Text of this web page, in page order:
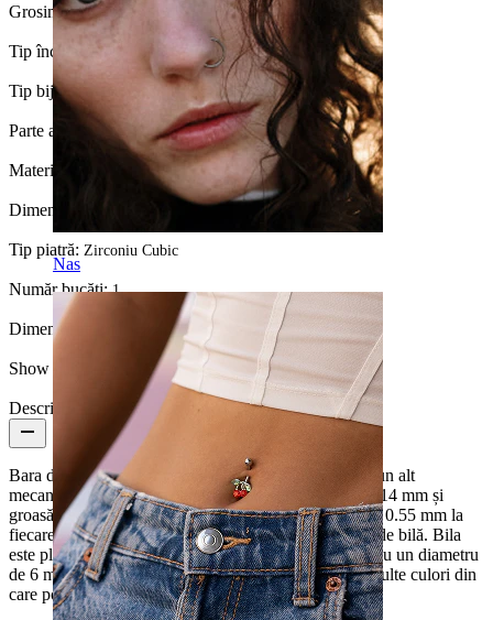
Nas
Grosimea firului:
Tip încuietoare: Push-in
Tip bijuterie:
Parte a corpului: Sân
Material:
Dimensiunea bilei:
Tip piatră: Zirconiu Cubic
Număr bucăți:1
Dimensiune bilă:
Show pair option: Da
Descriere
Bara de sân pe care o vezi aici nu are nici filet și nici un alt
mecanism de închidere. Consistă într-o bară lungă de 14 mm și
groasă de 14g (1.6 mm) cu o gaură în interior mică de 0.55 mm la
fiecare capăt. În gaură se potrivește un mic pin atașat de bilă. Bila
este plată în partea din spate și este înaltă de 4 mm și cu un diametru
de 6 mm. În centrul sferei stă o piatră disponibilă în multe culori din
care poți alege.